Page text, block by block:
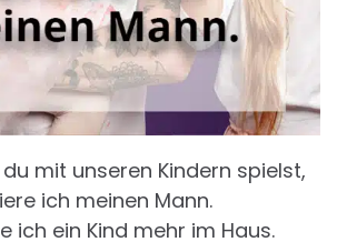
mit unseren Kindern spielst,
ich meinen Mann.
ich ein Kind mehr im Haus.